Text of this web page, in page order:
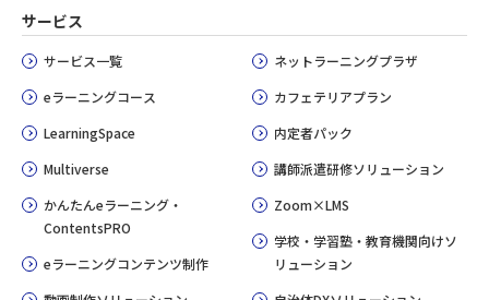
サービス
サービス一覧
eラーニングコース
LearningSpace
Multiverse
かんたんeラーニング・
ContentsPRO
eラーニングコンテンツ制作
ネットラーニングプラザ
カフェテリアプラン
内定者パック
講師派遣研修ソリューション
Zoom×LMS
学校・学習塾・教育機関向けソ
リューション